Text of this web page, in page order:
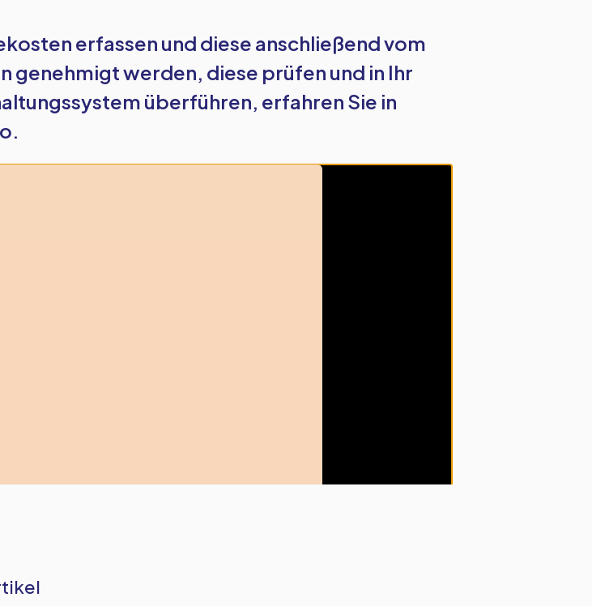
erfassen und diese anschließend vom
genehmigt werden, diese prüfen und in Ihr
überführen, erfahren Sie in